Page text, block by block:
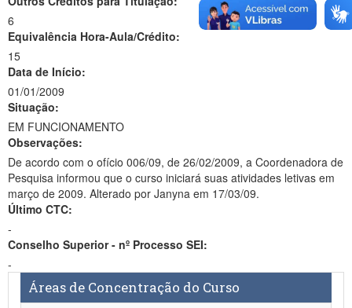
6
Equivalência Hora-Aula/Crédito:
15
Data de Início:
01/01/2009
Situação:
EM FUNCIONAMENTO
Observações:
De acordo com o ofício 006/09, de 26/02/2009, a Coordenadora de
Pesquisa informou que o curso iniciará suas atividades letivas em
março de 2009. Alterado por Janyna em 17/03/09.
Último CTC:
-
Conselho Superior - nº Processo SEI:
-
Áreas de Concentração do Curso